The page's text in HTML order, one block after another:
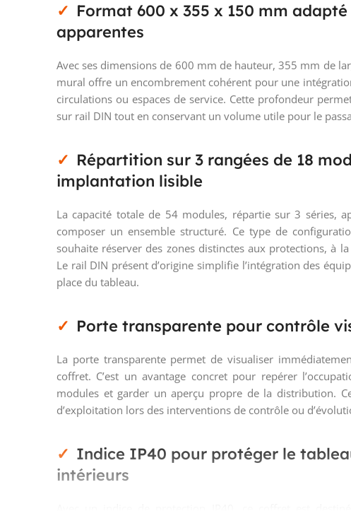
Format 600 x 355 x 150 mm
apparentes
Avec ses dimensions de 600 mm de hauteur, 355 mm de
mural offre un encombrement cohérent pour une
circulations ou espaces de service. Cette profondeur
sur rail DIN tout en conservant un volume utile pour le
Répartition sur 3 rangées de 18
implantation lisible
La capacité totale de 54 modules, répartie sur 3 séries,
composer un ensemble structuré. Ce type de
souhaite réserver des zones distinctes aux protections, à
Le rail DIN présent d’origine simplifie l’intégration des
place du tableau.
Porte transparente pour contrôle
La porte transparente permet de visualiser
coffret. C’est un avantage concret pour repérer
modules et garder un aperçu propre de la distribution.
d’exploitation lors des interventions de contrôle ou
Indice IP40 pour protéger le
intérieurs